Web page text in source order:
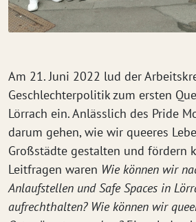
Am 21. Juni 2022 lud der
Geschlechterpolitik zum ersten
Lörrach ein. Anlässlich des Pride
darum gehen, wie wir queeres
Großstädte gestalten und fördern
Leitfragen waren Wie können wir
Anlaufstellen und Safe Spaces in
aufrechthalten? Wie können wir